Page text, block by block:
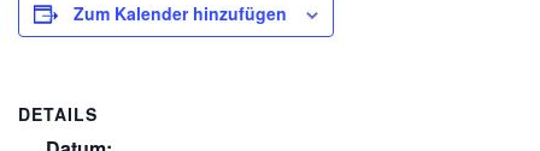
Zum Kalender hinzufügen
DETAILS